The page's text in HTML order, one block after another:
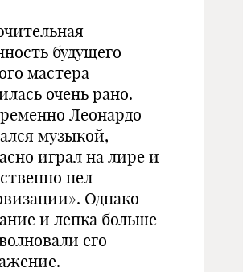
будущего
мастера
очень рано.
Леонардо
музыкой,
играл на лире и
пел
Однако
и лепка больше
его